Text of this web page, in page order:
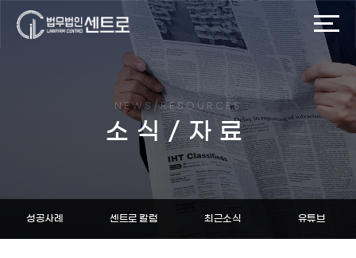
NEWS/RESOURCES
소식/자료
성공사례 센트로 칼럼 최근소식 유튜브